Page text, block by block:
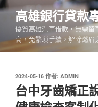
跳
要
內
高雄銀行貸款
優質高雄汽車借款，無需
高，免繁瑣手續，解除燃眉
發
佈
於
2024-05-16 作者: ADMIN
台中牙齒矯正